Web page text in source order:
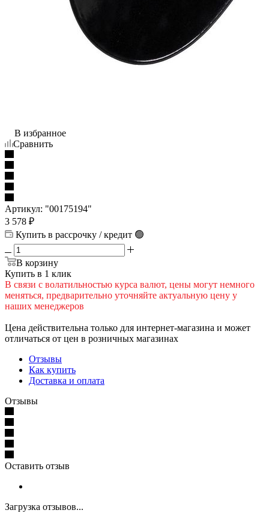
В избранное
Сравнить
Артикул: "00175194"
3 578 ₽
Купить в рассрочку / кредит 🟢
В корзину
Купить в 1 клик
В cвязи c вoлатильностью курса валют, цены могут немного
меняться, предварительно уточняйте актуальную цену у
наших менеджеров
Цена действительна только для интернет-магазина и может
отличаться от цен в розничных магазинах
Отзывы
Как купить
Доставка и оплата
Отзывы
Оставить отзыв
Загрузка отзывов...